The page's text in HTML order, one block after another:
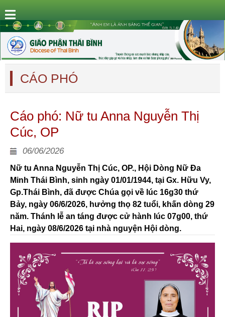
CÁO PHÓ
Cáo phó: Nữ tu Anna Nguyễn Thị
Cúc, OP
06/06/2026
Nữ tu Anna Nguyễn Thị Cúc, OP., Hội Dòng Nữ Đa
Minh Thái Bình, sinh ngày 01/01/1944, tại Gx. Hữu Vy,
Gp.Thái Bình, đã được Chúa gọi về lúc 16g30 thứ
Bảy, ngày 06/6/2026, hưởng thọ 82 tuổi, khấn dòng 29
năm. Thánh lễ an táng được cử hành lúc 07g00, thứ
Hai, ngày 08/6/2026 tại nhà nguyện Hội dòng.